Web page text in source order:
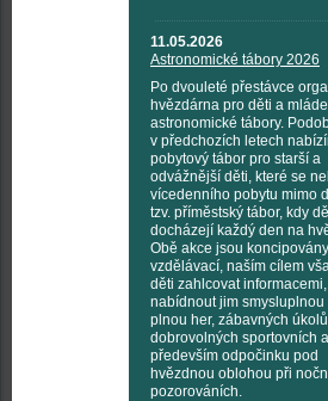
11.05.2026
Astronomické tábory 2026
Po dvouleté přestávce
hvězdárna pro děti a
astronomické tábory.
v předchozích letech
pobytový tábor pro starší a
odvážnější děti, které se
vícedenního pobytu mimo
tzv. příměstský tábor, kdy
docházejí každý den na
Obě akce jsou
vzdělávací, naším cílem
děti zahlcovat
nabídnout jim smysluplnou
plnou her, zábavných
dobrovolných sportovních
především odpočinku pod
hvězdnou oblohou při
pozorováních.